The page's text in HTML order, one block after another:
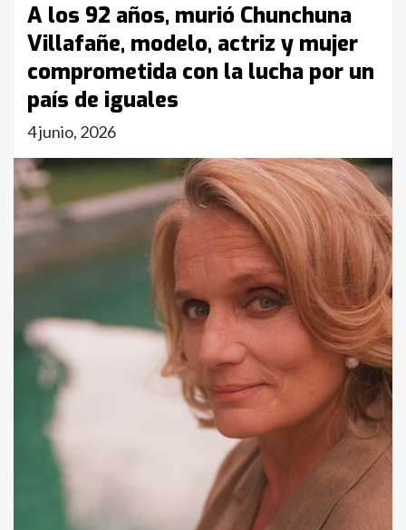
A los 92 años, murió Chunchuna
Villafañe, modelo, actriz y mujer
comprometida con la lucha por un
país de iguales
4 junio, 2026